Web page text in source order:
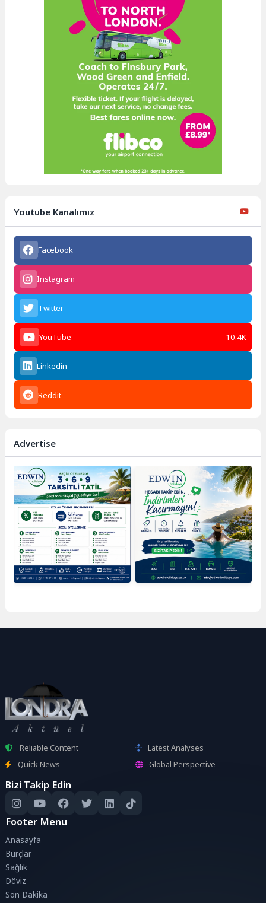
Youtube Kanalımız
Facebook
Instagram
Twitter
YouTube 10.4K
Linkedin
Reddit
Advertise
Reliable Content
Latest Analyses
Quick News
Global Perspective
Bizi Takip Edin
Footer Menu
Anasayfa
Burçlar
Sağlık
Döviz
Son Dakika